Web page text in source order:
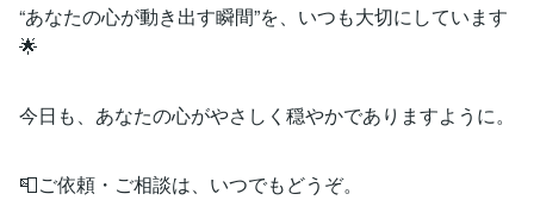
“あなたの心が動き出す瞬間”を、いつも大切にしています
🌟
今日も、あなたの心がやさしく穏やかでありますように。
📮ご依頼・ご相談は、いつでもどうぞ。